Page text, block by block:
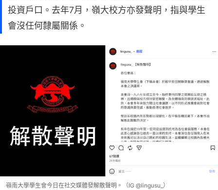
投資戶口。去年7月，嶺大校方亦發聲明，指與學生
會沒任何隸屬關係。
嶺南大學學生會今日在社交媒體發解散聲明。（IG @lingusu_）